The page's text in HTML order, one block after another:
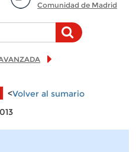
Comunidad de Madrid
<Volver al sumario